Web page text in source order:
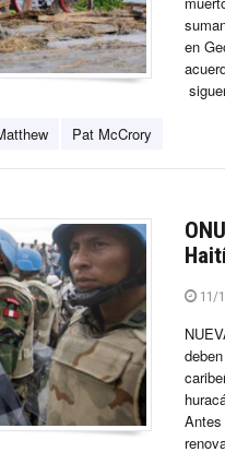
en
Pat McCrory
11/
Antes